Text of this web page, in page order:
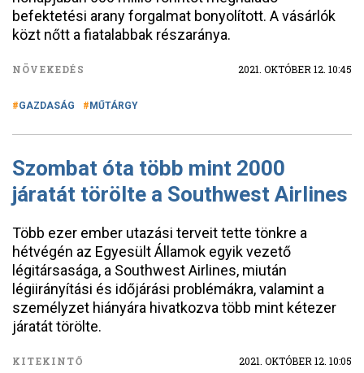
befektetési arany forgalmat bonyolított. A vásárlók
közt nőtt a fiatalabbak részaránya.
NÖVEKEDÉS 2021. OKTÓBER 12. 10:45
GAZDASÁG MŰTÁRGY
Szombat óta több mint 2000
járatát törölte a Southwest Airlines
Több ezer ember utazási terveit tette tönkre a
hétvégén az Egyesült Államok egyik vezető
légitársasága, a Southwest Airlines, miután
légiirányítási és időjárási problémákra, valamint a
személyzet hiányára hivatkozva több mint kétezer
járatát törölte.
KITEKINTŐ 2021. OKTÓBER 12. 10:05